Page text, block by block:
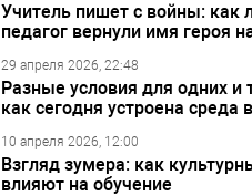
Учитель пишет с войны: как
педагог вернули имя героя
29 апреля 2026, 22:48
Разные условия для одних и
как сегодня устроена среда
10 апреля 2026, 12:00
Взгляд зумера: как
влияют на обучение